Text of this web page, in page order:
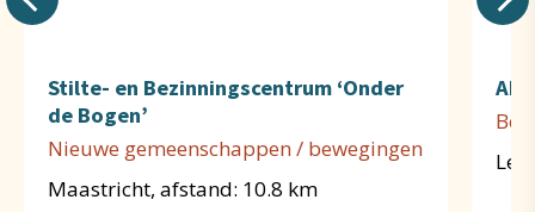
Stilte- en Bezinningscentrum ‘Onder
de Bogen’
Nieuwe gemeenschappen / bewegingen
Maastricht, afstand: 10.8 km